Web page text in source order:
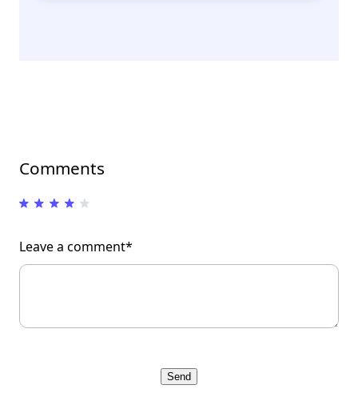
Comments
Leave a comment*
Send